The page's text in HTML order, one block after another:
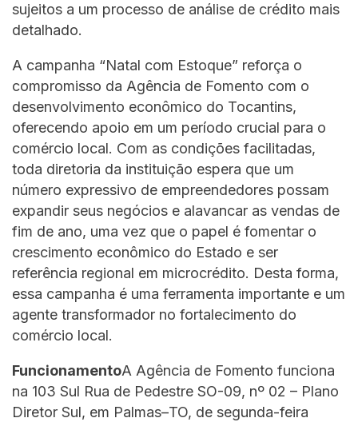
sujeitos a um processo de análise de crédito mais
detalhado.
A campanha “Natal com Estoque” reforça o
compromisso da Agência de Fomento com o
desenvolvimento econômico do Tocantins,
oferecendo apoio em um período crucial para o
comércio local. Com as condições facilitadas,
toda diretoria da instituição espera que um
número expressivo de empreendedores possam
expandir seus negócios e alavancar as vendas de
fim de ano, uma vez que o papel é fomentar o
crescimento econômico do Estado e ser
referência regional em microcrédito. Desta forma,
essa campanha é uma ferramenta importante e um
agente transformador no fortalecimento do
comércio local.
FuncionamentoA Agência de Fomento funciona
na 103 Sul Rua de Pedestre SO-09, nº 02 – Plano
Diretor Sul, em Palmas–TO, de segunda-feira